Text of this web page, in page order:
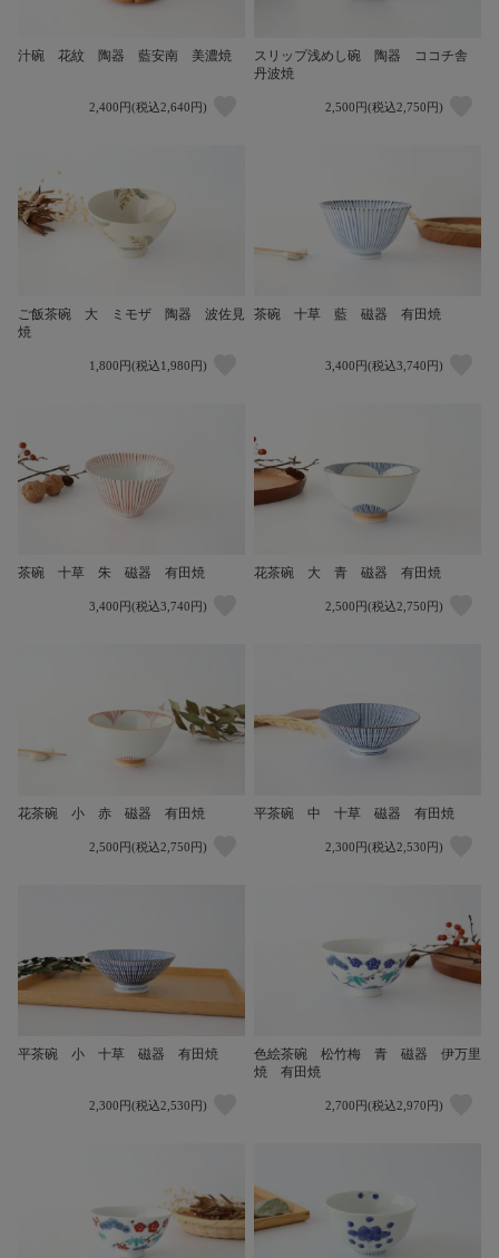
汁碗 花紋 陶器 藍安南 美濃焼
2,400円(税込2,640円)
スリップ浅めし碗 陶器 ココチ舎
丹波焼
2,500円(税込2,750円)
ご飯茶碗 大 ミモザ 陶器 波佐見
焼
1,800円(税込1,980円)
茶碗 十草 藍 磁器 有田焼
3,400円(税込3,740円)
茶碗 十草 朱 磁器 有田焼
3,400円(税込3,740円)
花茶碗 大 青 磁器 有田焼
2,500円(税込2,750円)
花茶碗 小 赤 磁器 有田焼
2,500円(税込2,750円)
平茶碗 中 十草 磁器 有田焼
2,300円(税込2,530円)
平茶碗 小 十草 磁器 有田焼
2,300円(税込2,530円)
色絵茶碗 松竹梅 青 磁器 伊万里
焼 有田焼
2,700円(税込2,970円)